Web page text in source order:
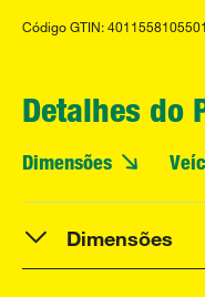
Código GTIN: 4011558105501
Detalhes do
Dimensões
Dimensões